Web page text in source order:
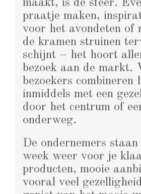
maakt, is de sfeer.
praatje maken,
voor het avondeten of
de kramen struinen
schijnt – het hoort
bezoek aan de markt.
bezoekers combineren
inmiddels met een
door het centrum of
onderweg.
De ondernemers staan
week weer voor je
producten, mooie
vooral veel